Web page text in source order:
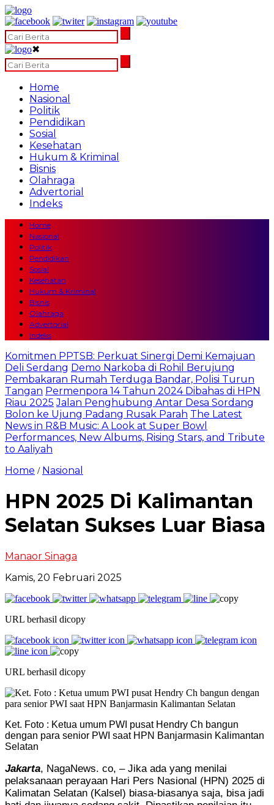
✖
Home
Nasional
Politik
Pendidikan
Sosial
Kesehatan
Hukum & Kriminal
Bisnis
Olahraga
Advertorial
Indeks
Home
Nasional
Politik
Pendidikan
Sosial
Kesehatan
Hukum & Kriminal
Bisnis
Olahraga
Advertorial
Indeks
Komitmen PPTSB: Perkuat Sinergi Demi Kemajuan
Deli Serdang Demo Narkoba di Rohil Berujung
Pembakaran Rumah Terduga Bandar, Polisi Turun
Tangan Permenpora 14 Tahun 2024 Dibahas di HPN
Riau 2025 Jalan Penghubung Antar Desa Sordang
Bolon ke Ujung Padang Rusak Parah The Latest
News in R&B Music: A Look at Super Bowl
Performances, New Albums, Rising Stars, and Tribute
to Aaliyah
Home / Nasional
HPN 2025 Di Kalimantan
Selatan Sukses Luar Biasa
Manaor Sinaga
Kamis, 20 Februari 2025
URL berhasil dicopy
URL berhasil dicopy
Ket. Foto : Ketua umum PWI pusat Hendry Ch bangun
dengan para senior PWI saat HPN Banjarmasin Kalimantan
Selatan
Jakarta, NagaNews. co, – Jika ada yang menilai
pelaksanaan perayaan Hari Pers Nasional (HPN) 2025 di
Kalimatan Selatan (Kalsel) biasa-biasanya saja, bisa jadi